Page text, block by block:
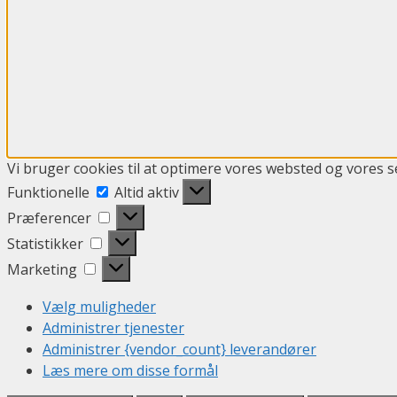
Vi bruger cookies til at optimere vores websted og vores
Funktionelle
Funktionelle
Altid aktiv
Præferencer
Præferencer
Statistikker
Statistikker
Marketing
Marketing
Vælg muligheder
Administrer tjenester
Administrer {vendor_count} leverandører
Læs mere om disse formål